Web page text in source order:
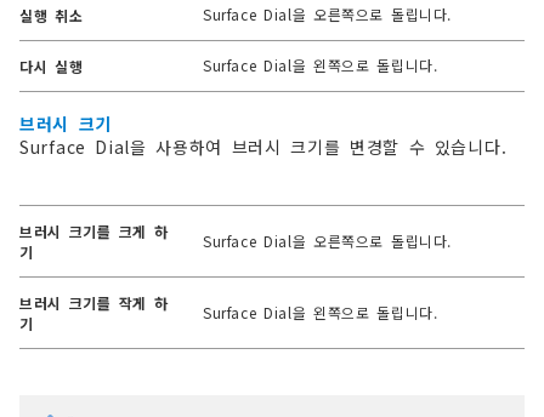
실행 취소 Surface Dial을 오른쪽으로 돌립니다.
다시 실행 Surface Dial을 왼쪽으로 돌립니다.
브러시 크기
Surface Dial을 사용하여 브러시 크기를 변경할 수 있습니다.
브러시 크기를 크게 하
기
Surface Dial을 오른쪽으로 돌립니다.
브러시 크기를 작게 하
기
Surface Dial을 왼쪽으로 돌립니다.